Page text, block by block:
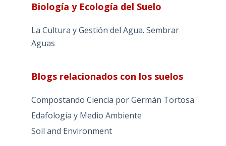
Biología y Ecología del Suelo
La Cultura y Gestión del Agua. Sembrar
Aguas
Blogs relacionados con los suelos
Compostando Ciencia por Germán Tortosa
Edafología y Medio Ambiente
Soil and Environment